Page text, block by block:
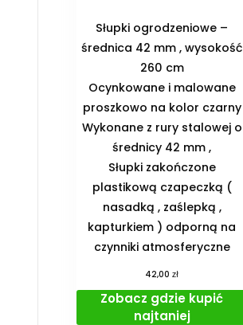
Słupki ogrodzeniowe –
średnica 42 mm , wysokość
260 cm
Ocynkowane i malowane
proszkowo na kolor czarny
Wykonane z rury stalowej o
średnicy 42 mm ,
Słupki zakończone
plastikową czapeczką (
nasadką , zaślepką ,
kapturkiem ) odporną na
czynniki atmosferyczne
42,00zł
Zobacz gdzie kupić
najtaniej